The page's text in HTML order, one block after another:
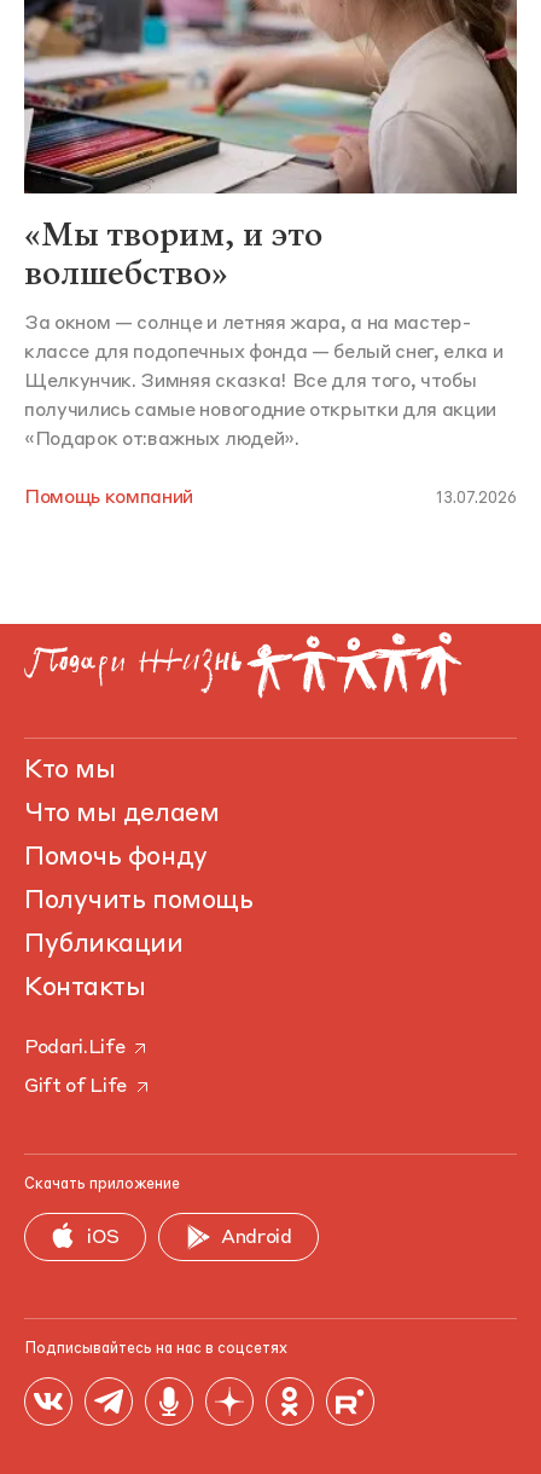
«Мы творим, и это
волшебство»
За окном — солнце и летняя жара, а на мастер-
классе для подопечных фонда — белый снег, елка и
Щелкунчик. Зимняя сказка! Все для того, чтобы
получились самые новогодние открытки для акции
«Подарок от:важных людей».
Помощь компаний 13.07.2026
Кто мы
Что мы делаем
Помочь фонду
Получить помощь
Публикации
Контакты
Podari.Life
Gift of Life
Скачать приложение
iOS Android
Подписывайтесь на нас в соцсетях